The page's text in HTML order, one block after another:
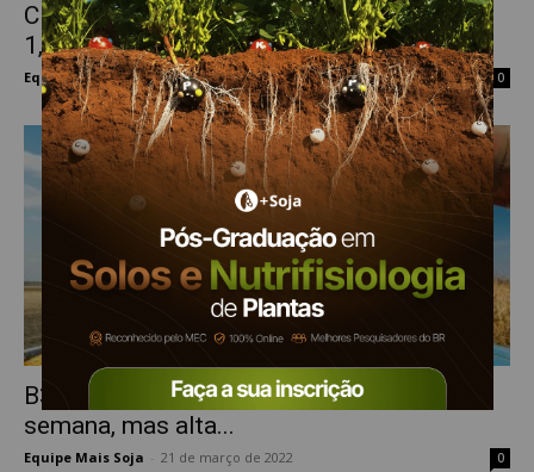
CHICAGO: Semana começa com alta de
1,48%, puxada pelo óleo e...
Equipe Mais Soja - 22 de março de 2022 0
B3: Milho fecha com queda de 1,15% na
semana, mas alta...
Equipe Mais Soja 21 de março de 2022 0